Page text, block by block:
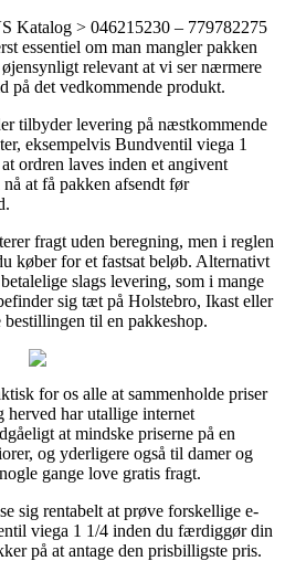
Katalog > 046215230 – 779782275
essentiel om man mangler pakken
relevant at vi ser nærmere
på det vedkommende produkt.
tilbyder levering på næstkommende
eksempelvis Bundventil viega 1
ordren laves inden et angivent
at få pakken afsendt før
fragt uden beregning, men i reglen
køber for et fastsat beløb. Alternativt
slags levering, som i mange
sig tæt på Holstebro, Ikast eller
til en pakkeshop.
for os alle at sammenholde priser
herved har utallige internet
at mindske priserne på en
og yderligere også til damer og
gange love gratis fragt.
sig rentabelt at prøve forskellige e-
viega 1 1/4 inden du færdiggør din
på at antage den prisbilligste pris.